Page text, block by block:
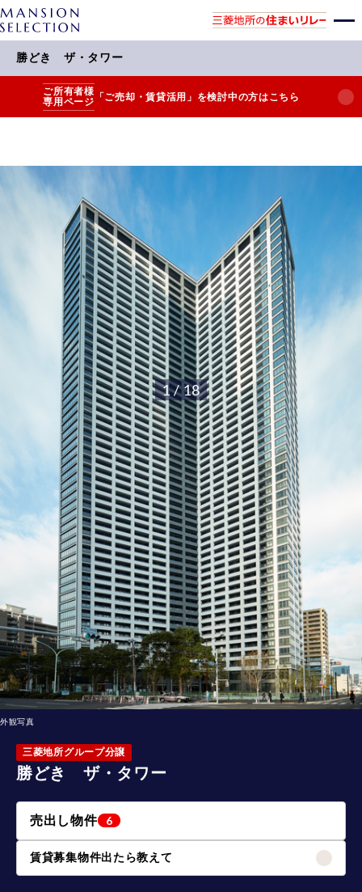
勝どき ザ・タワー
ご所有者様
専用ページ 「ご売却・賃貸活用」を検討中の方はこちら
外観写真
1 / 18
三菱地所グループ分譲
勝どき ザ・タワー
売出し物件 6
賃貸募集物件出たら教えて